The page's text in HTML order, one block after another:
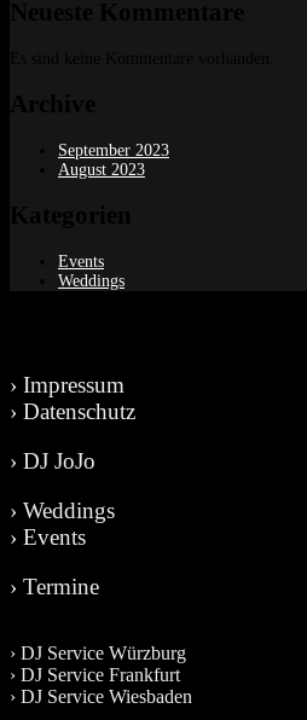
September 2023
August 2023
Events
Weddings
› Impressum
› Datenschutz
› DJ JoJo
› Weddings
› Events
› Termine
› DJ Service Würzburg
› DJ Service Frankfurt
› DJ Service Wiesbaden